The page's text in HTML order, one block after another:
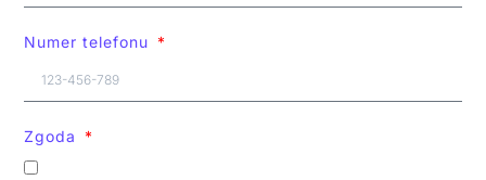
Numer telefonu
Zgoda